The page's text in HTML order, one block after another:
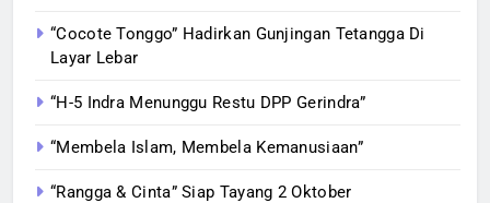
“Cocote Tonggo” Hadirkan Gunjingan Tetangga Di
Layar Lebar
“H-5 Indra Menunggu Restu DPP Gerindra”
“Membela Islam, Membela Kemanusiaan”
“Rangga & Cinta” Siap Tayang 2 Oktober